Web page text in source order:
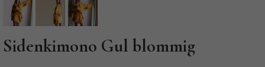
Sidenkimono Gul blommig